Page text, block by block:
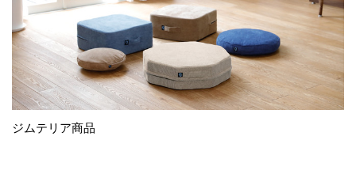
ジムテリア商品